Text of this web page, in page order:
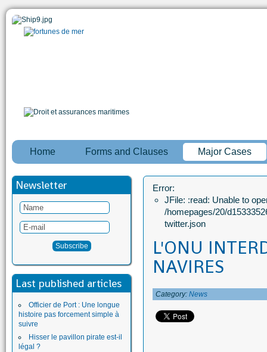
Home Forms and Clauses Major Cases
Newsletter
Last published articles
Officier de Port : Une longue
histoire pas forcement simple à
suivre
Hisser le pavillon pirate est-il
légal ?
Error:
JFile: :read: Unable to
/homepages/20/
twitter.json
L'ONU
NAVIRES
Category: News